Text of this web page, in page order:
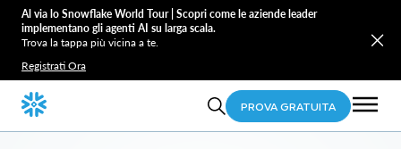
Al via lo Snowflake World Tour | Scopri come le aziende leader
implementano gli agenti AI su larga scala.
Trova la tappa più vicina a te.
Registrati Ora
PROVA GRATUITA